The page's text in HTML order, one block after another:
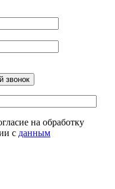
на обработку
с данным